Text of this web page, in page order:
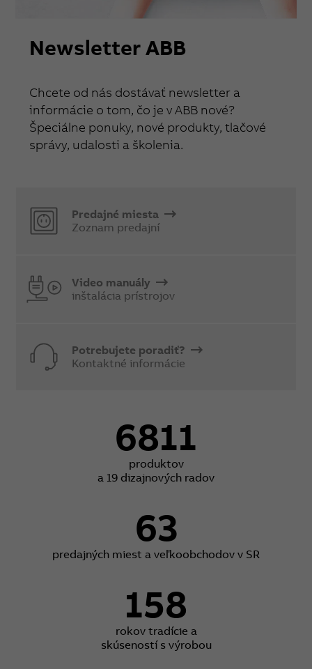
Newsletter ABB
Chcete od nás dostávať newsletter a
informácie o tom, čo je v ABB nové?
Špeciálne ponuky, nové produkty, tlačové
správy, udalosti a školenia.
Predajné miesta
Zoznam predajní
Video manuály
inštalácia prístrojov
Potrebujete poradiť?
Kontaktné informácie
6811
produktov
a 19 dizajnových radov
63
predajných miest a veľkoobchodov v SR
158
rokov tradície a
skúseností s výrobou